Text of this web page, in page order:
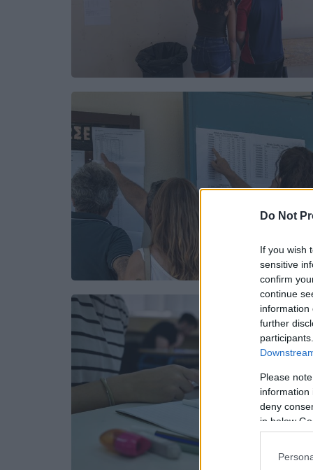
Do Not
If you wish
sensitive
confirm
continue
information
further
Please
information
deny
in below